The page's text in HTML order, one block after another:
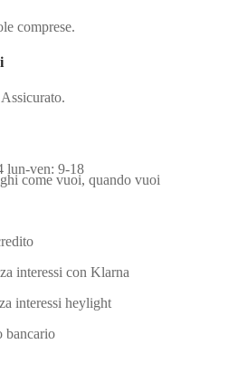
comprese.
lun-ven: 9-18
come vuoi, quando vuoi